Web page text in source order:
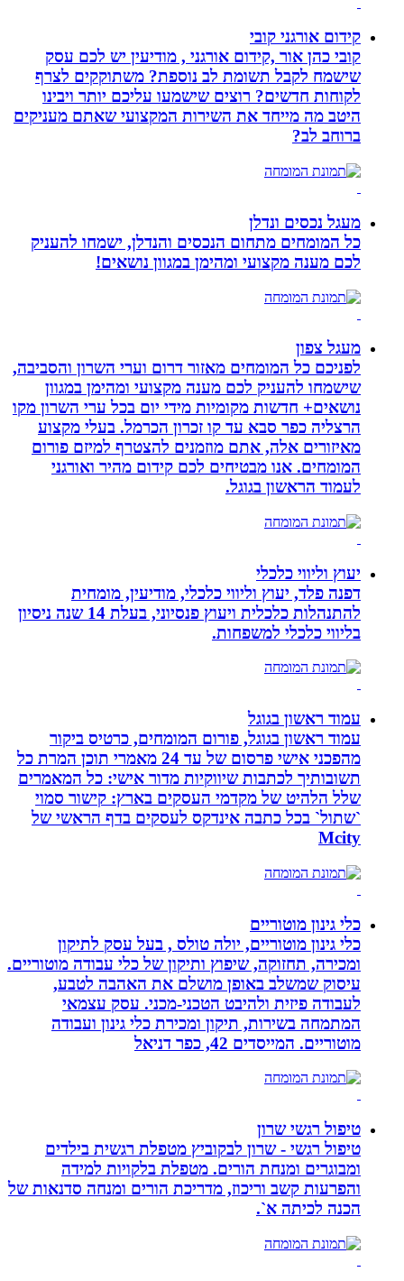
קידום אורגני קובי
קובי כהן אור ,קידום אורגני , מודיעין יש לכם עסק
שישמח לקבל תשומת לב נוספת? משתוקקים לצרף
לקוחות חדשים? רוצים שישמעו עליכם יותר ויבינו
היטב מה מייחד את השירות המקצועי שאתם מעניקים
ברוחב לב?
מעגל נכסים ונדלן
כל המומחים מתחום הנכסים והנדלן, ישמחו להעניק
לכם מענה מקצועי ומהימן במגוון נושאים!
מעגל צפון
לפניכם כל המומחים מאזור דרום וערי השרון והסביבה,
שישמחו להעניק לכם מענה מקצועי ומהימן במגוון
נושאים+ חדשות מקומיות מידי יום בכל ערי השרון מקו
הרצליה כפר סבא עד קו זכרון הכרמל. בעלי מקצוע
מאיזורים אלה, אתם מוזמנים להצטרף למיזם פורום
המומחים. אנו מבטיחים לכם קידום מהיר ואורגני
לעמוד הראשון בגוגל.
יעוץ וליווי כלכלי
דפנה פלד, יעוץ וליווי כלכלי, מודיעין, מומחית
להתנהלות כלכלית ויעוץ פנסיוני, בעלת 14 שנה ניסיון
בליווי כלכלי למשפחות.
עמוד ראשון בגוגל
עמוד ראשון בגוגל, פורום המומחים, כרטיס ביקור
מהפכני אישי פרסום של עד 24 מאמרי תוכן המרת כל
תשובותיך לכתבות שיווקיות מדור אישי: כל המאמרים
שלל הלהיט של מקדמי העסקים בארץ: קישור סמוי
`שתול` בכל כתבה אינדקס לעסקים בדף הראשי של
Mcity
כלי גינון מוטוריים
כלי גינון מוטוריים, יולה טולס , בעל עסק לתיקון
ומכירה, תחזוקה, שיפוץ ותיקון של כלי עבודה מוטוריים.
עיסוק שמשלב באופן מושלם את האהבה לטבע,
לעבודה פיזית ולהיבט הטכני-מכני. עסק עצמאי
המתמחה בשירות, תיקון ומכירת כלי גינון ועבודה
מוטוריים. המייסדים 42, כפר דניאל
טיפול רגשי שרון
טיפול רגשי - שרון לבקוביץ מטפלת רגשית בילדים
ומבוגרים ומנחת הורים. מטפלת בלקויות למידה
והפרעות קשב וריכוז, מדריכת הורים ומנחה סדנאות של
הכנה לכיתה א`.